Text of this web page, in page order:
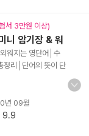
서 3만원 이상)
니 암기장 & 워
워지는 영단어│수
정리│단어의 뜻이 단
년 09월
9.9